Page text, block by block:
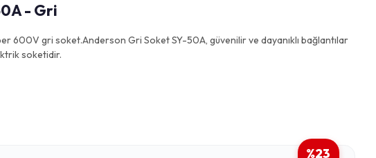
- Gri
600V gri soket.Anderson Gri Soket SY-50A, güvenilir ve dayanıklı bağlantılar
soketidir.
%23